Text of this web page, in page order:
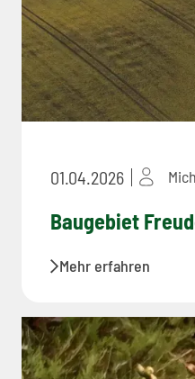
01.04.2026
Baugebiet
Mehr erfahren